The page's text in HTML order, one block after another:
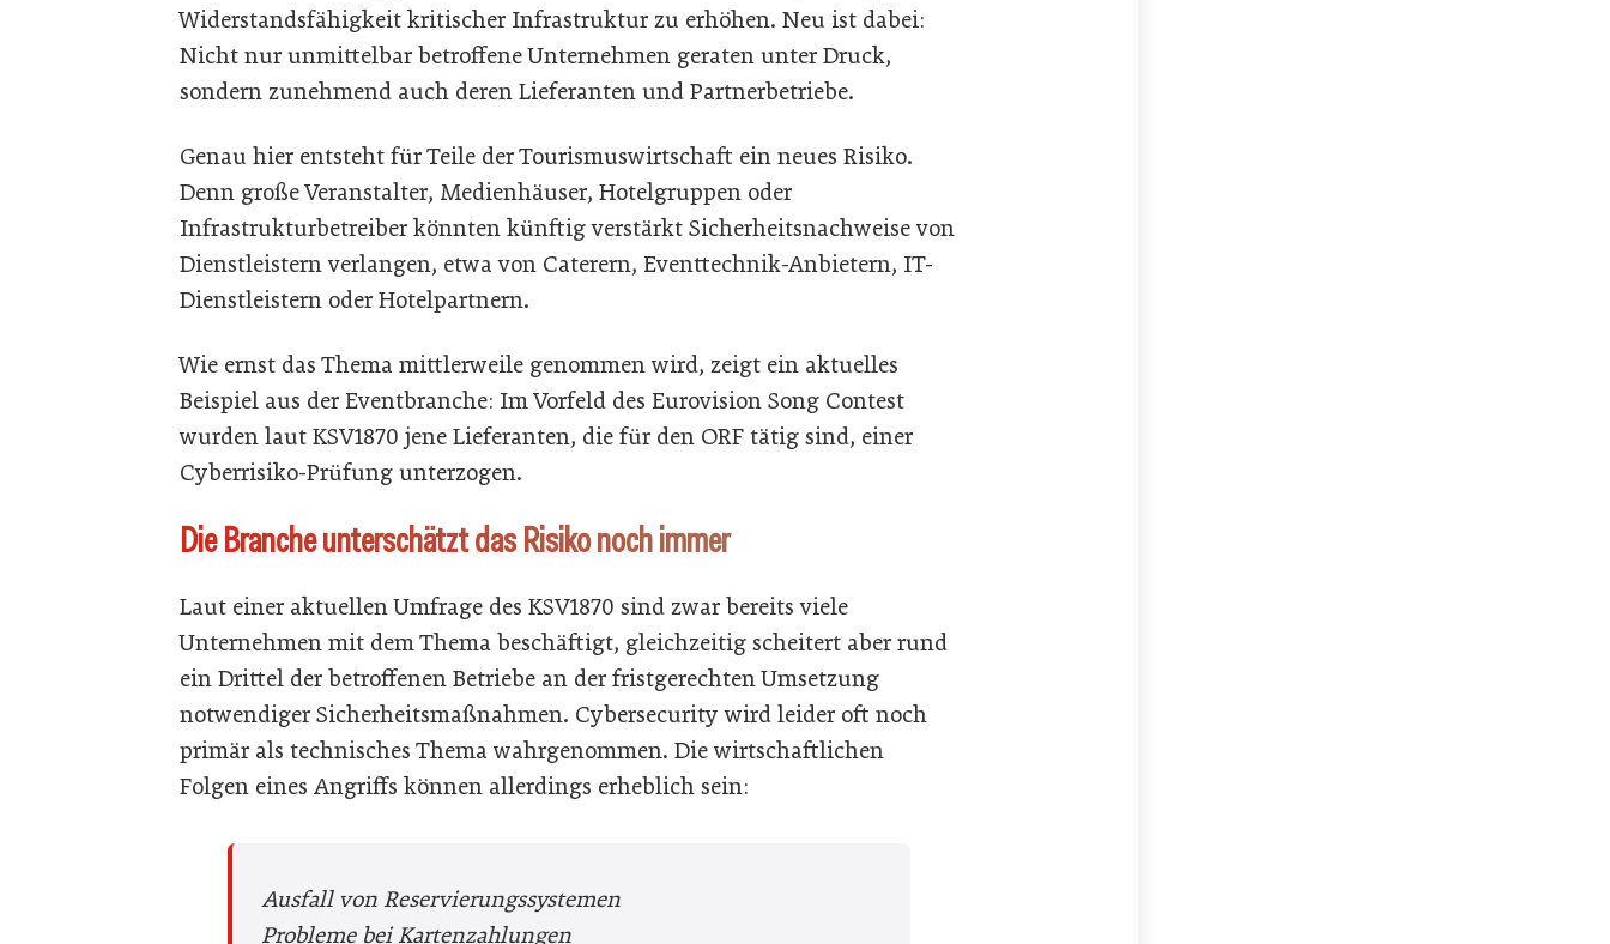
Widerstandsfähigkeit kritischer Infrastruktur zu erhöhen. Neu ist dabei:
Nicht nur unmittelbar betroffene Unternehmen geraten unter Druck,
sondern zunehmend auch deren Lieferanten und Partnerbetriebe.
Genau hier entsteht für Teile der Tourismuswirtschaft ein neues Risiko.
Denn große Veranstalter, Medienhäuser, Hotelgruppen oder
Infrastrukturbetreiber könnten künftig verstärkt Sicherheitsnachweise von
Dienstleistern verlangen, etwa von Caterern, Eventtechnik-Anbietern, IT-
Dienstleistern oder Hotelpartnern.
Wie ernst das Thema mittlerweile genommen wird, zeigt ein aktuelles
Beispiel aus der Eventbranche: Im Vorfeld des Eurovision Song Contest
wurden laut KSV1870 jene Lieferanten, die für den ORF tätig sind, einer
Cyberrisiko-Prüfung unterzogen.
Die Branche unterschätzt das Risiko noch immer
Laut einer aktuellen Umfrage des KSV1870 sind zwar bereits viele
Unternehmen mit dem Thema beschäftigt, gleichzeitig scheitert aber rund
ein Drittel der betroffenen Betriebe an der fristgerechten Umsetzung
notwendiger Sicherheitsmaßnahmen. Cybersecurity wird leider oft noch
primär als technisches Thema wahrgenommen. Die wirtschaftlichen
Folgen eines Angriffs können allerdings erheblich sein:
Ausfall von Reservierungssystemen
Probleme bei Kartenzahlungen